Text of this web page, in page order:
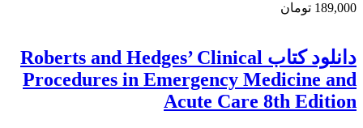
189,000 تومان
دانلود کتاب Roberts and Hedges’ Clinical
Procedures in Emergency Medicine and
Acute Care 8th Edition